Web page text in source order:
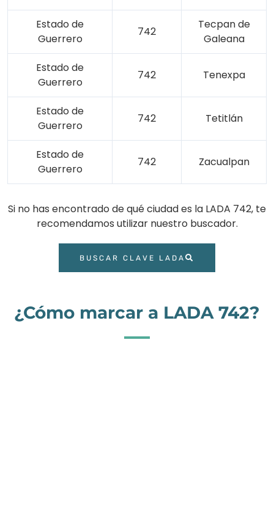
Estado de
Guerrero
742
Tecpan de
Galeana
Estado de
Guerrero
742 Tenexpa
Estado de
Guerrero
742 Tetitlán
Estado de
Guerrero
742 Zacualpan
Si no has encontrado de qué ciudad es la LADA 742, te
recomendamos utilizar nuestro buscador.
BUSCAR CLAVE LADA
¿Cómo marcar a LADA 742?